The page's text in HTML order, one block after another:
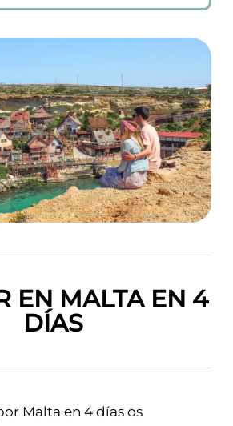
EN MALTA EN 4
DÍAS
Malta en 4 días os